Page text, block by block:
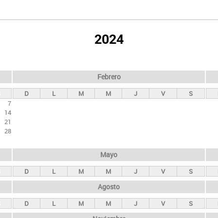
2024
7
14
21
28
Febrero
D L M M J V S
Mayo
D L M M J V S
Agosto
D L M M J V S